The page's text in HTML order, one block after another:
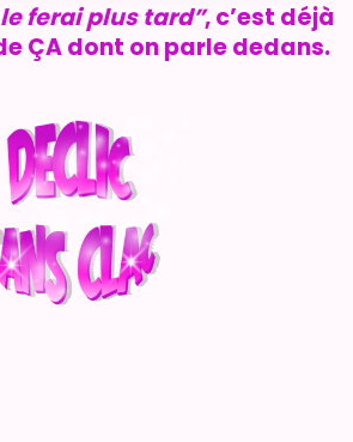
le ferai plus tard”, c’est déjà
ÇA dont on parle dedans.